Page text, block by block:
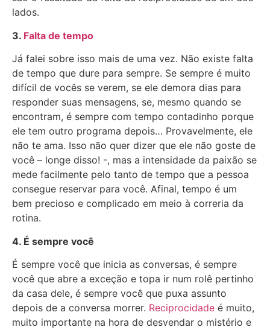
lados.
3. Falta de tempo
Já falei sobre isso mais de uma vez. Não existe falta
de tempo que dure para sempre. Se sempre é muito
difícil de vocês se verem, se ele demora dias para
responder suas mensagens, se, mesmo quando se
encontram, é sempre com tempo contadinho porque
ele tem outro programa depois… Provavelmente, ele
não te ama. Isso não quer dizer que ele não goste de
você – longe disso! -, mas a intensidade da paixão se
mede facilmente pelo tanto de tempo que a pessoa
consegue reservar para você. Afinal, tempo é um
bem precioso e complicado em meio à correria da
rotina.
4. É sempre você
É sempre você que inicia as conversas, é sempre
você que abre a exceção e topa ir num rolê pertinho
da casa dele, é sempre você que puxa assunto
depois de a conversa morrer. Reciprocidade é muito,
muito importante na hora de desvendar o mistério e